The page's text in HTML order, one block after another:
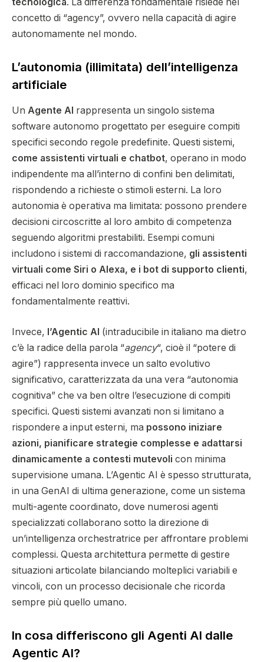
tecnologica. La differenza fondamentale risiede nel
concetto di “agency”, ovvero nella capacità di agire
autonomamente nel mondo.
L’autonomia (illimitata) dell’intelligenza
artificiale
Un Agente AI rappresenta un singolo sistema
software autonomo progettato per eseguire compiti
specifici secondo regole predefinite. Questi sistemi,
come assistenti virtuali e chatbot, operano in modo
indipendente ma all’interno di confini ben delimitati,
rispondendo a richieste o stimoli esterni. La loro
autonomia è operativa ma limitata: possono prendere
decisioni circoscritte al loro ambito di competenza
seguendo algoritmi prestabiliti. Esempi comuni
includono i sistemi di raccomandazione, gli assistenti
virtuali come Siri o Alexa, e i bot di supporto clienti,
efficaci nel loro dominio specifico ma
fondamentalmente reattivi.
Invece, l’Agentic AI (intraducibile in italiano ma dietro
c’è la radice della parola “agency“, cioè il “potere di
agire”) rappresenta invece un salto evolutivo
significativo, caratterizzata da una vera “autonomia
cognitiva” che va ben oltre l’esecuzione di compiti
specifici. Questi sistemi avanzati non si limitano a
rispondere a input esterni, ma possono iniziare
azioni, pianificare strategie complesse e adattarsi
dinamicamente a contesti mutevoli con minima
supervisione umana. L’Agentic AI è spesso strutturata,
in una GenAI di ultima generazione, come un sistema
multi-agente coordinato, dove numerosi agenti
specializzati collaborano sotto la direzione di
un’intelligenza orchestratrice per affrontare problemi
complessi. Questa architettura permette di gestire
situazioni articolate bilanciando molteplici variabili e
vincoli, con un processo decisionale che ricorda
sempre più quello umano.
In cosa differiscono gli Agenti AI dalle
Agentic AI?